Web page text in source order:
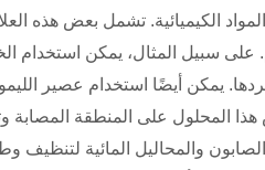
الكيميائية. تشمل بعض هذه
على سبيل المثال، يمكن استخدام
يمكن أيضًا استخدام عصير
المحلول على المنطقة المصابة
والمحاليل المائية